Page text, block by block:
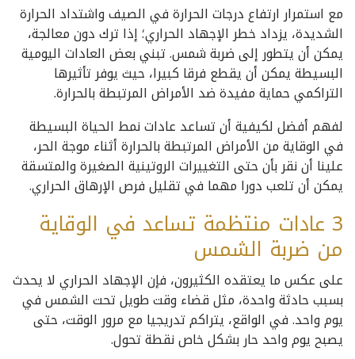
مع استمرار ارتفاع درجات الحرارة في الصيف واشتداد الحرارة
الشديدة، يزداد خطر الإجهاد الحراري؛ إذا ترك دون معالجة،
يمكن أن يتطور إلى ضربة شمس. تبني بعض العادات اليومية
البسيطة يمكن أن يقطع فرقا كبيرا، حيث يوفر تأثيرها
التراكمي حماية مفيدة ضد الأمراض المرتبطة بالحرارة.
لفهم أفضل لكيفية أن تساعد عادات نمط الحياة البسيطة
في الوقاية من الأمراض المرتبطة بالحرارة أثناء موجة الحر،
علينا أن نقر بأن حتى التغييرات الروتينية الصغيرة والمتسقة
يمكن أن تلعب دورا مهما في تقليل فرص الإرهاق الحراري.
3 عادات منتظمة تساعد في الوقاية
من ضربة الشمس
على عكس ما يعتقده الكثيرون، فإن الإجهاد الحراري لا يحدث
بسبب حادثة واحدة، مثل قضاء وقت طويل تحت الشمس في
يوم واحد. في الواقع، يتراكم تدريجيا مع مرور الوقت، حتى
يصبح يوم واحد حار بشكل خاص نقطة تحول.